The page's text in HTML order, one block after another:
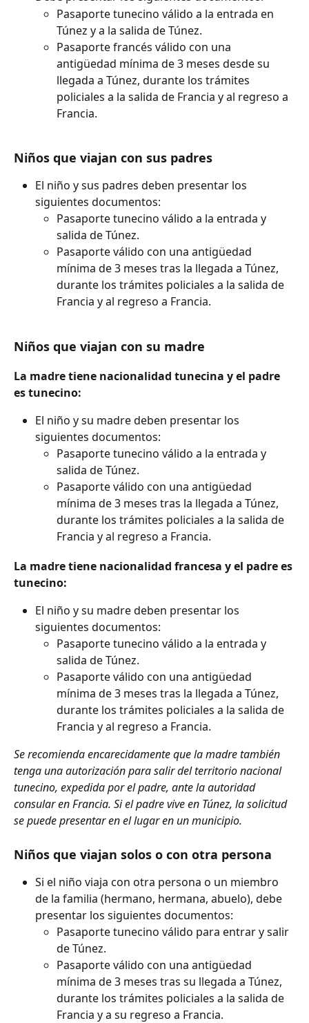
Pasaporte tunecino válido a la entrada en
Túnez y a la salida de Túnez.
Pasaporte francés válido con una
antigüedad mínima de 3 meses desde su
llegada a Túnez, durante los trámites
policiales a la salida de Francia y al regreso a
Francia.
Niños que viajan con sus padres
El niño y sus padres deben presentar los
siguientes documentos:
Pasaporte tunecino válido a la entrada y
salida de Túnez.
Pasaporte válido con una antigüedad
mínima de 3 meses tras la llegada a Túnez,
durante los trámites policiales a la salida de
Francia y al regreso a Francia.
Niños que viajan con su madre
La madre tiene nacionalidad tunecina y el padre
es tunecino:
El niño y su madre deben presentar los
siguientes documentos:
Pasaporte tunecino válido a la entrada y
salida de Túnez.
Pasaporte válido con una antigüedad
mínima de 3 meses tras la llegada a Túnez,
durante los trámites policiales a la salida de
Francia y al regreso a Francia.
La madre tiene nacionalidad francesa y el padre es
tunecino:
El niño y su madre deben presentar los
siguientes documentos:
Pasaporte tunecino válido a la entrada y
salida de Túnez.
Pasaporte válido con una antigüedad
mínima de 3 meses tras la llegada a Túnez,
durante los trámites policiales a la salida de
Francia y al regreso a Francia.
Se recomienda encarecidamente que la madre también
tenga una autorización para salir del territorio nacional
tunecino, expedida por el padre, ante la autoridad
consular en Francia. Si el padre vive en Túnez, la solicitud
se puede presentar en el lugar en un municipio.
Niños que viajan solos o con otra persona
Si el niño viaja con otra persona o un miembro
de la familia (hermano, hermana, abuelo), debe
presentar los siguientes documentos:
Pasaporte tunecino válido para entrar y salir
de Túnez.
Pasaporte válido con una antigüedad
mínima de 3 meses tras su llegada a Túnez,
durante los trámites policiales a la salida de
Francia y a su regreso a Francia.